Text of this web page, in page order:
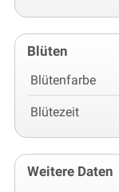
Blüten
Blütenfarbe
Blütezeit
Weitere Daten